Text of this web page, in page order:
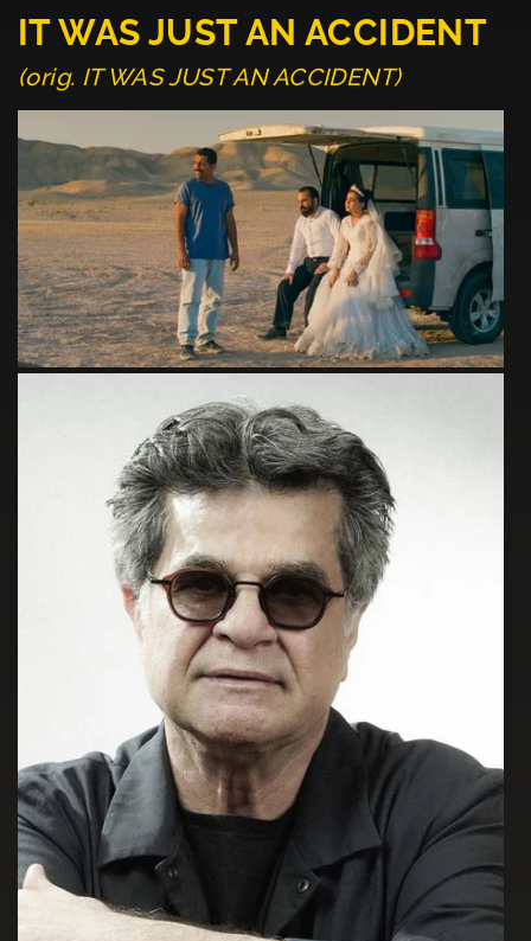
IT WAS JUST AN ACCIDENT
(orig. IT WAS JUST AN ACCIDENT)